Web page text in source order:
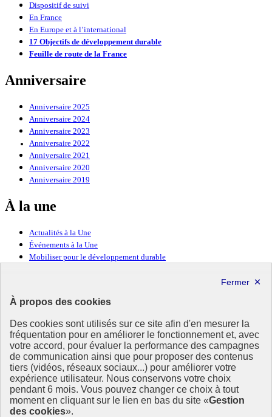
À propos des cookies
Des cookies sont utilisés sur ce site afin d'en mesurer la
fréquentation pour en améliorer le fonctionnement et, avec
votre accord, pour évaluer la performance des campagnes
de communication ainsi que pour proposer des contenus
tiers (vidéos, réseaux sociaux...) pour améliorer votre
expérience utilisateur. Nous conservons votre choix
pendant 6 mois. Vous pouvez changer ce choix à tout
moment en cliquant sur le lien en bas du site «Gestion
des cookies».
Dispositif de suivi
En France
En Europe et à l’international
17 Objectifs de développement durable
Feuille de route de la France
Anniversaire
Anniversaire 2025
Anniversaire 2024
Anniversaire 2023
Anniversaire 2022
Anniversaire 2021
Anniversaire 2020
Anniversaire 2019
À la une
Actualités à la Une
Événements à la Une
Mobiliser pour le développement durable
Ressources
Ressources
La Méth’ODD
Gouvernement
Ce site propose l’information de référence concernant l’Agenda
2030 et la feuille de route de la France. Il valorise la mobilisation de
tous les acteurs.